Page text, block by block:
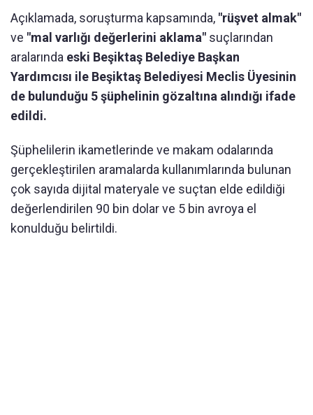
Açıklamada, soruşturma kapsamında, "rüşvet almak"
ve "mal varlığı değerlerini aklama" suçlarından
aralarında eski Beşiktaş Belediye Başkan
Yardımcısı ile Beşiktaş Belediyesi Meclis Üyesinin
de bulunduğu 5 şüphelinin gözaltına alındığı ifade
edildi.
Şüphelilerin ikametlerinde ve makam odalarında
gerçekleştirilen aramalarda kullanımlarında bulunan
çok sayıda dijital materyale ve suçtan elde edildiği
değerlendirilen 90 bin dolar ve 5 bin avroya el
konulduğu belirtildi.